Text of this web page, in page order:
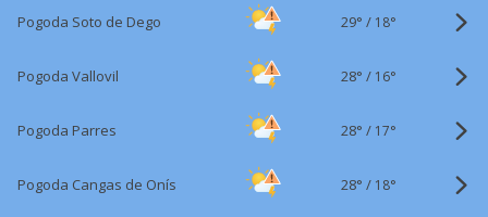
Pogoda Soto de Dego 29° / 18°
Pogoda Vallovil 28° / 16°
Pogoda Parres 28° / 17°
Pogoda Cangas de Onís 28° / 18°